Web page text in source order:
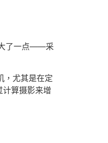
大了一点——采
，尤其是在定
算摄影来增